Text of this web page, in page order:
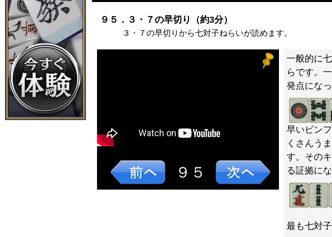
９５．３・７の早切り（約3分）
３・７の早切りから七対子ねらいが読めます。
９５
一般的に
らです。
発点にな
早いピン
くさんう
す。その
る証拠にな
最も七対